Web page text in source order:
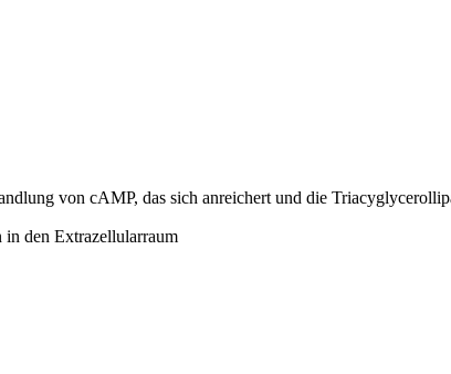
von cAMP, das sich anreichert und die
den Extrazellularraum